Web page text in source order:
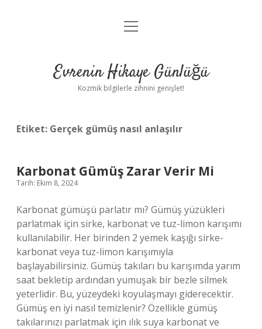
Anasayfa
Yasal Uyarı
menüyü
Evrenin Hikaye Günlüğü
Kozmik bilgilerle zihnini genişlet!
Etiket: Gerçek gümüş nasıl anlaşılır
Karbonat Gümüş Zarar Verir Mi
Tarih: Ekim 8, 2024
Karbonat gümüşü parlatır mı? Gümüş yüzükleri
parlatmak için sirke, karbonat ve tuz-limon karışımı
kullanılabilir. Her birinden 2 yemek kaşığı sirke-
karbonat veya tuz-limon karışımıyla
başlayabilirsiniz. Gümüş takıları bu karışımda yarım
saat bekletip ardından yumuşak bir bezle silmek
yeterlidir. Bu, yüzeydeki koyulaşmayı giderecektir.
Gümüş en iyi nasıl temizlenir? Özellikle gümüş
takılarınızı parlatmak için ılık suya karbonat ve